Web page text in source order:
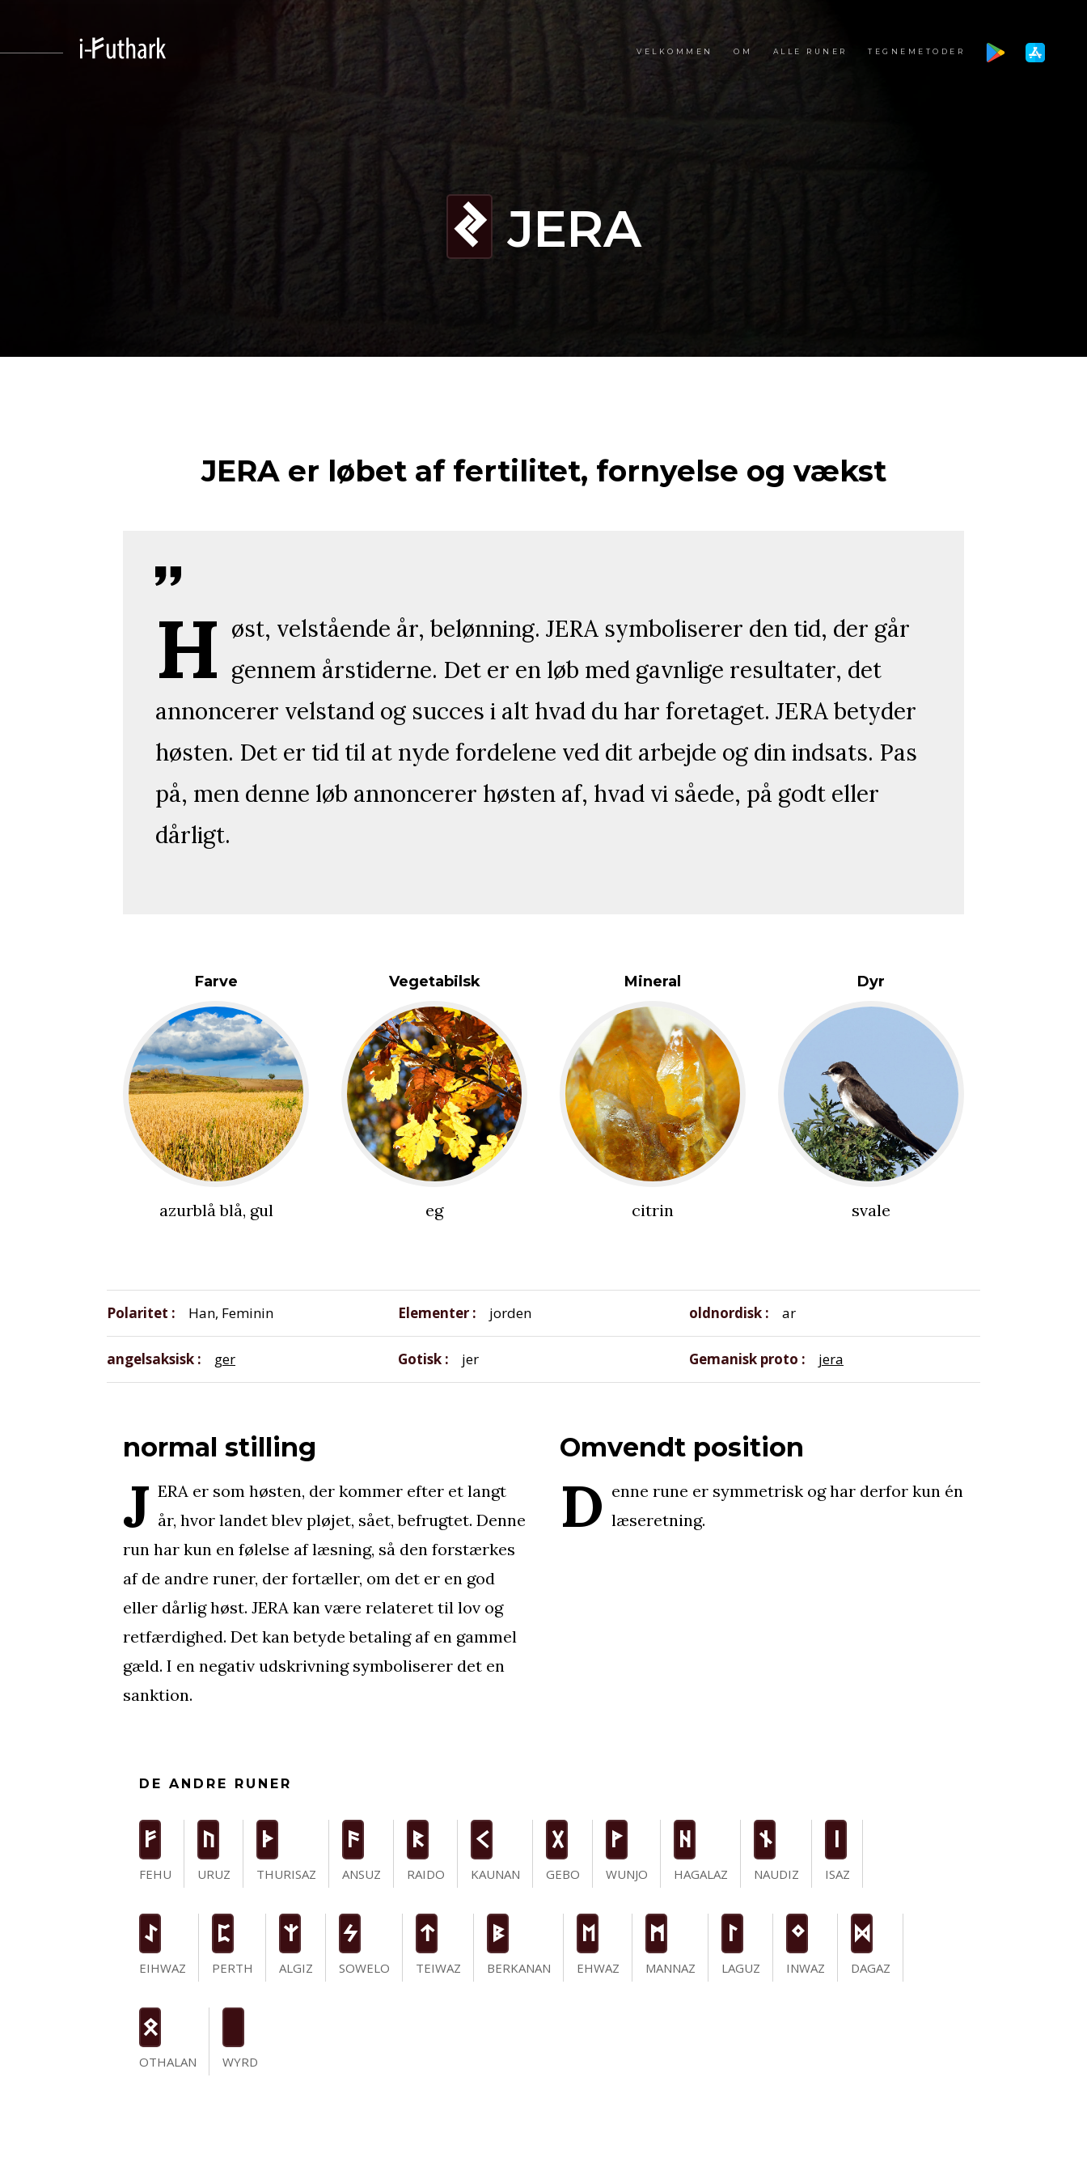
VELKOMMEN OM ALLE RUNER TEGNEMETODER
J JERA
JERA er løbet af fertilitet, fornyelse og vækst
H øst, velstående år, belønning. JERA symboliserer den tid, der går
gennem årstiderne. Det er en løb med gavnlige resultater, det
annoncerer velstand og succes i alt hvad du har foretaget. JERA betyder
høsten. Det er tid til at nyde fordelene ved dit arbejde og din indsats. Pas
på, men denne løb annoncerer høsten af, hvad vi såede, på godt eller
dårligt.
Farve
azurblå blå, gul
Vegetabilsk
eg
Mineral
citrin
Dyr
svale
Polaritet Han, Feminin Elementer jorden oldnordisk ar
angelsaksisk ger Gotisk jer Gemanisk proto jera
normal stilling
J ERA er som høsten, der kommer efter et langt
år, hvor landet blev pløjet, sået, befrugtet. Denne
run har kun en følelse af læsning, så den forstærkes
af de andre runer, der fortæller, om det er en god
eller dårlig høst. JERA kan være relateret til lov og
retfærdighed. Det kan betyde betaling af en gammel
gæld. I en negativ udskrivning symboliserer det en
sanktion.
Omvendt position
D enne rune er symmetrisk og har derfor kun én
læseretning.
DE ANDRE RUNER
F
FEHU
U
URUZ
T
THURISAZ
a
ANSUZ
R
RAIDO
K
KAUNAN
G
GEBO
W
WUNJO
H
HAGALAZ
n
NAUDIZ ISAZ
I
EIHWAZ
P
PERTH
Z
ALGIZ
S
SOWELO
t
TEIWAZ
B
BERKANAN
E
EHWAZ
M
MANNAZ
L
LAGUZ
N
INWAZ
D
DAGAZ
O
OTHALAN WYRD